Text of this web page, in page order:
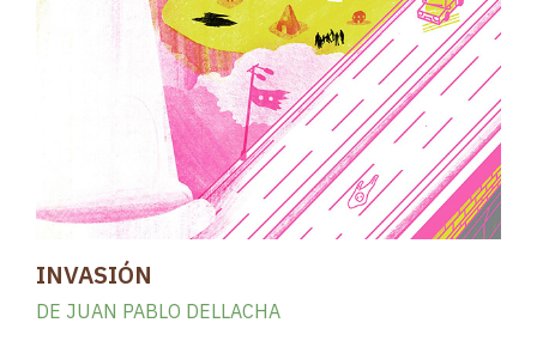
INVASIÓN
DE JUAN PABLO DELLACHA